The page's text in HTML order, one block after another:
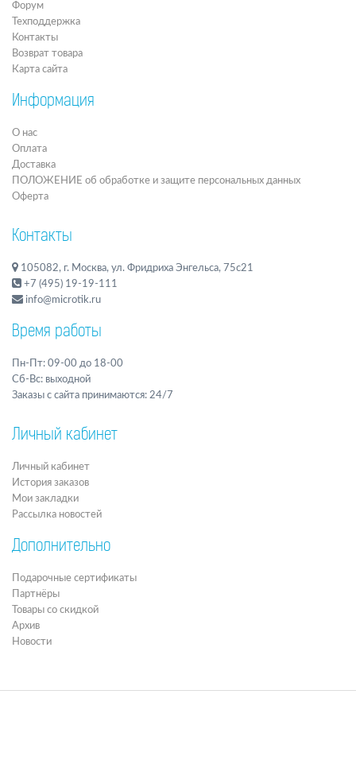
Форум
Техподдержка
Контакты
Возврат товара
Карта сайта
Информация
О нас
Оплата
Доставка
ПОЛОЖЕНИЕ об обработке и защите персональных данных
Оферта
Контакты
105082, г. Москва, ул. Фридриха Энгельса, 75с21
+7 (495) 19-19-111
info@microtik.ru
Время работы
Пн-Пт: 09-00 до 18-00
Сб-Вс: выходной
Заказы с сайта принимаются: 24/7
Личный кабинет
Личный кабинет
История заказов
Мои закладки
Рассылка новостей
Дополнительно
Подарочные сертификаты
Партнёры
Товары со скидкой
Архив
Новости